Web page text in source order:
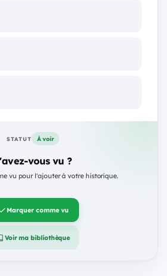
STATUT À voir
vous vu ?
vu pour l'ajouter à votre historique.
Marquer comme vu
Voir ma bibliothèque